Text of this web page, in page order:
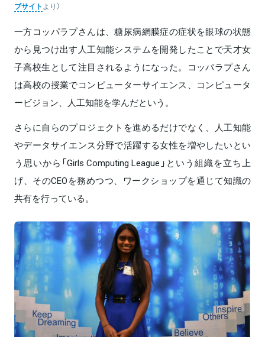
ブサイトより）
一方コッパラプさんは、糖尿病網膜症の症状を眼球の状態
から見つけ出す人工知能システムを開発したことで天才女
子高校生として注目されるようになった。コッパラプさん
は高校の授業でコンピューターサイエンス、コンピュータ
ービジョン、人工知能を学んだという。
さらに自らのプロジェクトを進めるだけでなく、人工知能
やデータサイエンス分野で活躍する女性を増やしたいとい
う思いから「Girls Computing League」という組織を立ち上
げ、そのCEOを務めつつ、ワークショップを通じて知識の
共有を行っている。